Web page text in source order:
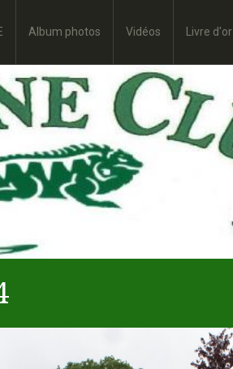
Album photos Vidéos Livre d'or